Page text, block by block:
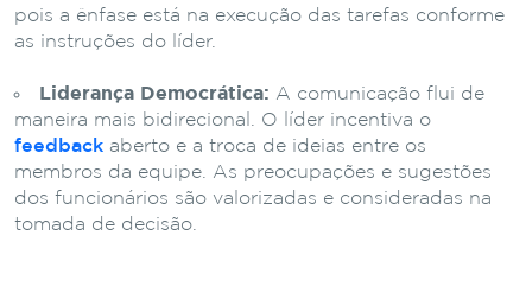
pois a ênfase está na execução das tarefas conforme
as instruções do líder.
Liderança Democrática: A comunicação flui de
maneira mais bidirecional. O líder incentiva o
feedback aberto e a troca de ideias entre os
membros da equipe. As preocupações e sugestões
dos funcionários são valorizadas e consideradas na
tomada de decisão.